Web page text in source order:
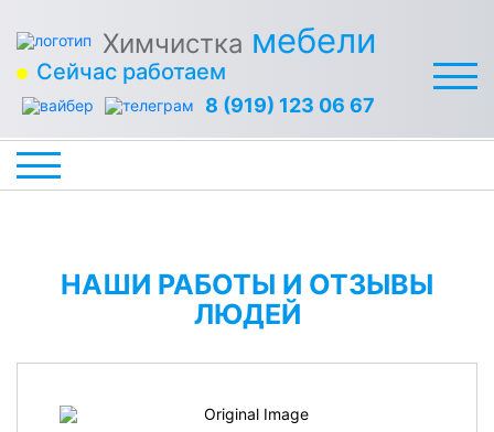
Химчистка мебели
Сейчас работаем
8 (919) 123 06 67
НАШИ РАБОТЫ И ОТЗЫВЫ
ЛЮДЕЙ